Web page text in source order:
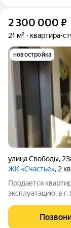
2 300 000 ₽
21 м² квартира-
новостройка
улица Свободы,
ЖК «Счастье», 2
Продается
эксплуатацию, в
квартире
регулировать